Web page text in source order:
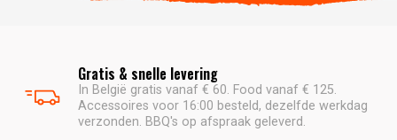
Gratis & snelle levering
In België gratis vanaf € 60. Food vanaf € 125.
Accessoires voor 16:00 besteld, dezelfde werkdag
verzonden. BBQ's op afspraak geleverd.